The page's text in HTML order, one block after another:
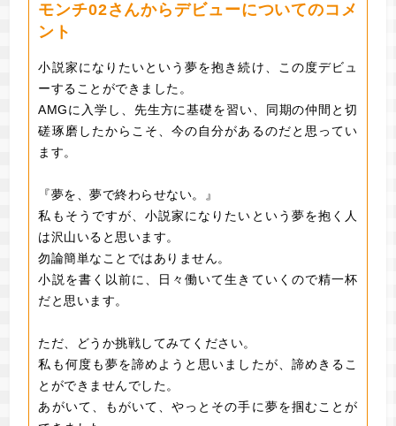
モンチ02さんからデビューについてのコメ
ント
小説家になりたいという夢を抱き続け、この度デビュ
ーすることができました。
AMGに入学し、先生方に基礎を習い、同期の仲間と切
磋琢磨したからこそ、今の自分があるのだと思ってい
ます。
『夢を、夢で終わらせない。』
私もそうですが、小説家になりたいという夢を抱く人
は沢山いると思います。
勿論簡単なことではありません。
小説を書く以前に、日々働いて生きていくので精一杯
だと思います。
ただ、どうか挑戦してみてください。
私も何度も夢を諦めようと思いましたが、諦めきるこ
とができませんでした。
あがいて、もがいて、やっとその手に夢を掴むことが